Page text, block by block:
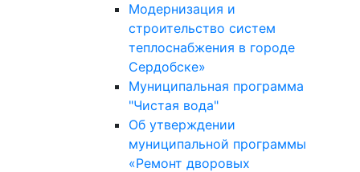
Модернизация и
строительство систем
теплоснабжения в городе
Сердобске»
Муниципальная программа
"Чистая вода"
Об утверждении
муниципальной программы
«Ремонт дворовых